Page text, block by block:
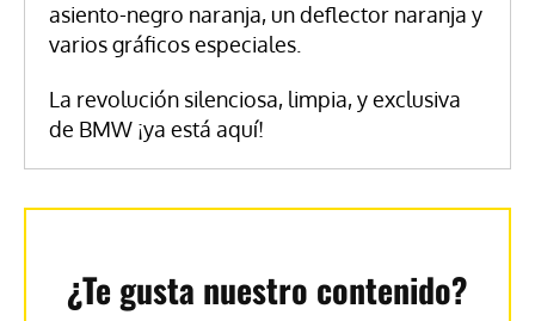
asiento-negro naranja, un deflector naranja y
varios gráficos especiales.
La revolución silenciosa, limpia, y exclusiva
de BMW ¡ya está aquí!
¿Te gusta nuestro contenido?